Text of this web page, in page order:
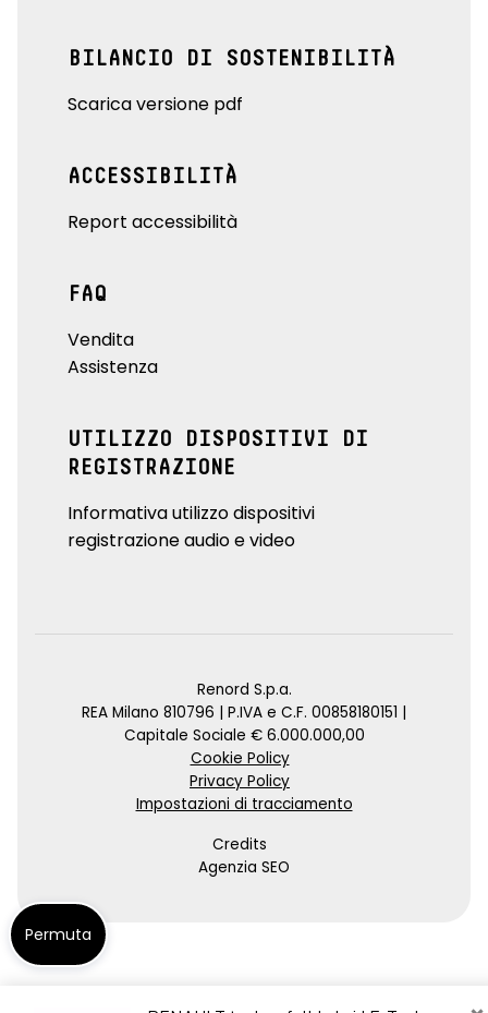
BILANCIO DI SOSTENIBILITÀ
Scarica versione pdf
ACCESSIBILITÀ
Report accessibilità
FAQ
Vendita
Assistenza
UTILIZZO DISPOSITIVI DI
REGISTRAZIONE
Informativa utilizzo dispositivi
registrazione audio e video
Renord S.p.a.
REA Milano 810796 | P.IVA e C.F. 00858180151 |
Capitale Sociale € 6.000.000,00
Cookie Policy
Privacy Policy
Impostazioni di tracciamento
Credits
Agenzia SEO
Permuta